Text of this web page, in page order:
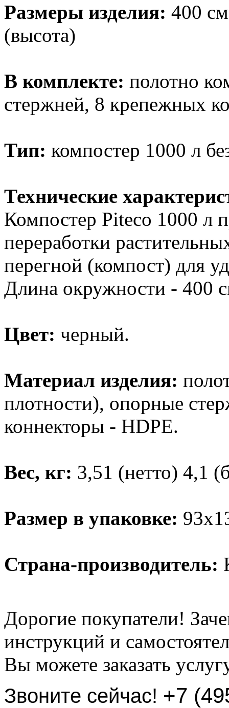
Размеры изделия: 400
(высота)
В комплекте: полотно
стержней, 8 крепежных
Тип: компостер 1000 л
Технические
Компостер Piteco 1000 л
переработки
перегной (компост) для
Длина окружности - 400
Цвет: черный.
Материал изделия:
плотности), опорные
коннекторы - HDPE.
Вес, кг: 3,51 (нетто) 4,1
Размер в упаковке:
Страна-производитель:
Дорогие покупатели!
инструкций и
Вы можете заказать
Звоните сейчас! +7